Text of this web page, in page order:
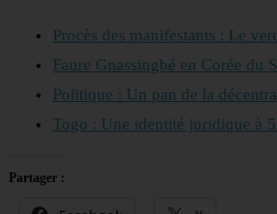
Procès des manifestants : Le
Faure Gnassingbé en Corée du
Politique : Un pan de la
Togo : Une identité juridique à
Partager :